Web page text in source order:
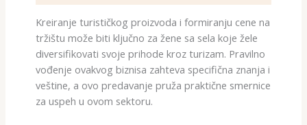
Kreiranje turističkog proizvoda i formiranju cene na
tržištu može biti ključno za žene sa sela koje žele
diversifikovati svoje prihode kroz turizam. Pravilno
vođenje ovakvog biznisa zahteva specifična znanja i
veštine, a ovo predavanje pruža praktične smernice
za uspeh u ovom sektoru.